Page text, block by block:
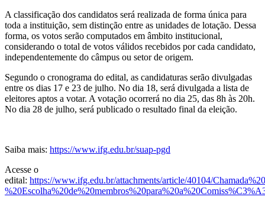
A classificação dos candidatos será realizada de forma única para
toda a instituição, sem distinção entre as unidades de lotação. Dessa
forma, os votos serão computados em âmbito institucional,
considerando o total de votos válidos recebidos por cada candidato,
independentemente do câmpus ou setor de origem.
Segundo o cronograma do edital, as candidaturas serão divulgadas
entre os dias 17 e 23 de julho. No dia 18, será divulgada a lista de
eleitores aptos a votar. A votação ocorrerá no dia 25, das 8h às 20h.
No dia 28 de julho, será publicado o resultado final da eleição.
Saiba mais: https://www.ifg.edu.br/suap-pgd
Acesse o
edital: https://www.ifg.edu.br/attachments/article/40104/